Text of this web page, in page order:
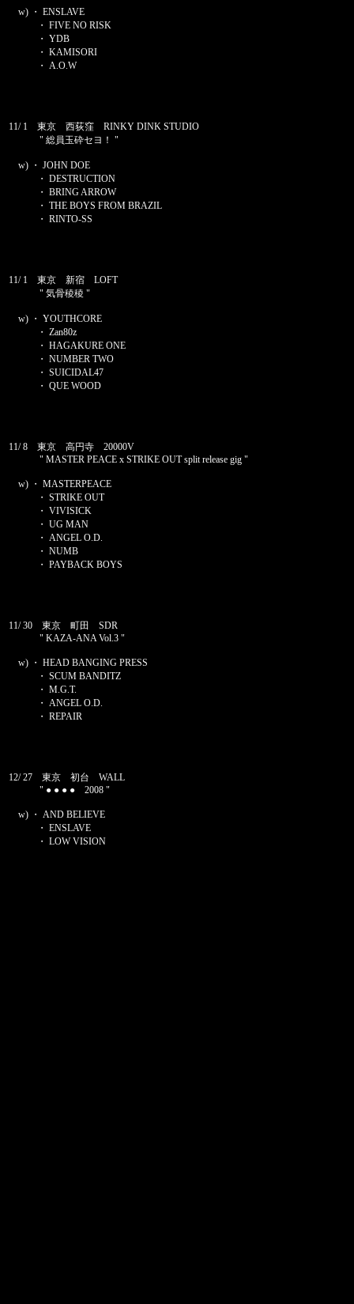
w) ・ ENSLAVE
・ FIVE NO RISK
・ YDB
・ KAMISORI
・ A.O.W
11/ 1 東京 西荻窪 RINKY DINK STUDIO
" 総員玉砕セヨ！ "
w) ・ JOHN DOE
・ DESTRUCTION
・ BRING ARROW
・ THE BOYS FROM BRAZIL
・ RINTO-SS
11/ 1 東京 新宿 LOFT
" 気骨稜稜 "
w) ・ YOUTHCORE
・ Zan80z
・ HAGAKURE ONE
・ NUMBER TWO
・ SUICIDAL47
・ QUE WOOD
11/ 8 東京 高円寺 20000V
" MASTER PEACE x STRIKE OUT split release gig "
w) ・ MASTERPEACE
・ STRIKE OUT
・ VIVISICK
・ UG MAN
・ ANGEL O.D.
・ NUMB
・ PAYBACK BOYS
11/ 30 東京 町田 SDR
" KAZA-ANA Vol.3 "
w) ・ HEAD BANGING PRESS
・ SCUM BANDITZ
・ M.G.T.
・ ANGEL O.D.
・ REPAIR
12/ 27 東京 初台 WALL
" ● ● ● ● 2008 "
w) ・ AND BELIEVE
・ ENSLAVE
・ LOW VISION